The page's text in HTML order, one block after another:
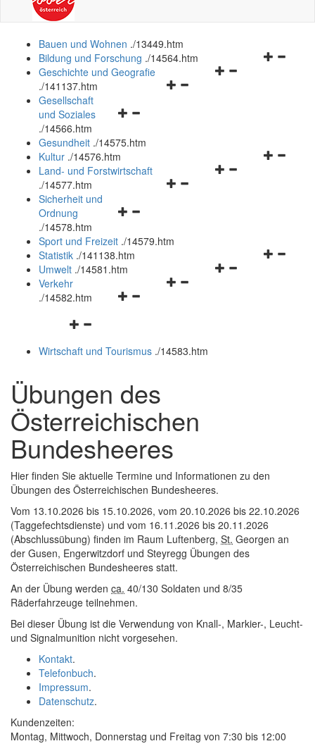
Bauen und Wohnen ./13449.htm
Navigationsmenü
Bildung und Forschung ./14564.htm
Navigationsmenü
Geschichte und Geografie
./141137.htm
Navigationsmenü
und
schließen
Gesellschaft
und Soziales
./14566.htm
Gesundheit ./14575.htm
Navigationsmenü
Kultur ./14576.htm
Navigationsmenü
Land- und Forstwirtschaft
./14577.htm
Navigationsmenü
und
schließen
Sicherheit und
Ordnung
./14578.htm
Sport und Freizeit ./14579.htm
Navigationsmenü
Statistik ./141138.htm
Navigationsmenü
Umwelt ./14581.htm
Navigationsmenü
Verkehr
./14582.htm
Navigationsmenü
und
Wirtschaft und Tourismus ./14583.htm
Übungen des
Österreichischen
Bundesheeres
Hier finden Sie aktuelle Termine und Informationen zu den
Übungen des Österreichischen Bundesheeres.
Vom 13.10.2026 bis 15.10.2026, vom 20.10.2026 bis 22.10.2026
(Taggefechtsdienste) und vom 16.11.2026 bis 20.11.2026
(Abschlussübung) finden im Raum Luftenberg, St. Georgen an
der Gusen, Engerwitzdorf und Steyregg Übungen des
Österreichischen Bundesheeres statt.
An der Übung werden ca. 40/130 Soldaten und 8/35
Räderfahrzeuge teilnehmen.
Bei dieser Übung ist die Verwendung von Knall-, Markier-, Leucht-
und Signalmunition nicht vorgesehen.
Kontakt.
Telefonbuch.
Impressum.
Datenschutz.
Kundenzeiten:
Montag, Mittwoch, Donnerstag und Freitag von 7:30 bis 12:00